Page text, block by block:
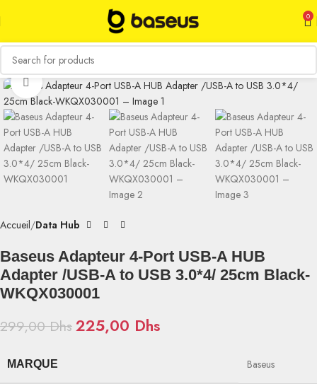
0
Click to enlarge
Accueil Data Hub
Baseus Adapteur 4-Port USB-A HUB
Adapter /USB-A to USB 3.0*4/ 25cm Black-
WKQX030001
299,00Dhs225,00 Dhs
MARQUE Baseus